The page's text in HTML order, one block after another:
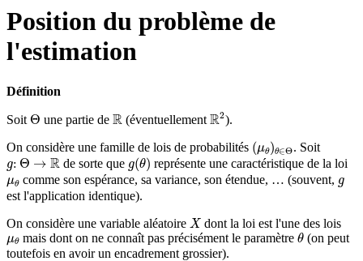
Position du problème de
l'estimation
Définition
Soit Θ
Θ une partie de R
R (éventuellement R2
R2).
On considère une famille de lois de probabilités (μθ)θ∈Θ
(μ ) Θ
. Soit
g: Θ → R
g Θ→ R de sorte que g(θ)
(θ) représente une caractéristique de la loi
μθ
μθcomme son espérance, sa variance, son étendue, … (souvent, g
g
est l'application identique).
On considère une variable aléatoire X
X dont la loi est l'une des lois
μθ
μθmais dont on ne connaît pas précisément le paramètre θ
θ(on peut
toutefois en avoir un encadrement grossier).